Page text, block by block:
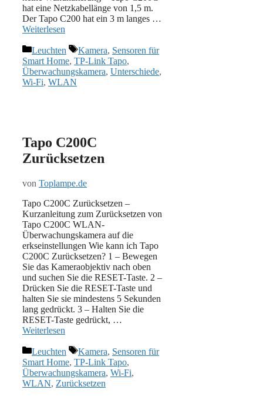
hat eine Netzkabellänge von 1,5 m.
Der Tapo C200 hat ein 3 m langes …
Weiterlesen
Kategorien
Leuchten Schlagwörter
Kamera, Sensoren für
Smart Home, TP-Link Tapo,
Überwachungskamera, Unterschiede,
Wi-Fi, WLAN
Tapo C200C
Zurücksetzen
von Toplampe.de
Tapo C200C Zurücksetzen –
Kurzanleitung zum Zurücksetzen von
Tapo C200C WLAN-
Überwachungskamera auf die
erkseinstellungen Wie kann ich Tapo
C200C Zurücksetzen? 1 – Bewegen
Sie das Kameraobjektiv nach oben
und suchen Sie die RESET-Taste. 2 –
Drücken Sie die RESET-Taste und
halten Sie sie mindestens 5 Sekunden
lang gedrückt. 3 – Halten Sie die
RESET-Taste gedrückt, …
Weiterlesen
Kategorien
Leuchten Schlagwörter
Kamera, Sensoren für
Smart Home, TP-Link Tapo,
Überwachungskamera, Wi-Fi,
WLAN, Zurücksetzen